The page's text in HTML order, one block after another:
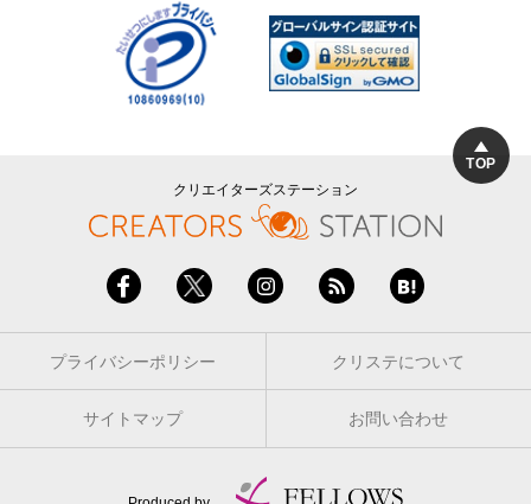
TOP
クリエイターズステーション
プライバシーポリシー クリステについて
サイトマップ お問い合わせ